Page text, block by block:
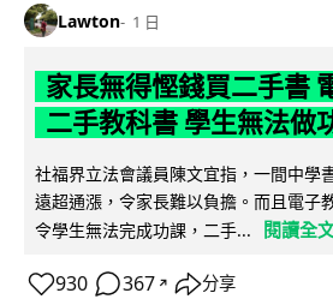
Lawton 1 日
家長無得慳錢買二手書
二手教科書 學生無法做
社福界立法會議員陳文宜指，一間中學
遠超通漲，令家長難以負擔。而且電子
令學生無法完成功課，二手...
閱讀全
930 367 ↗ 分享